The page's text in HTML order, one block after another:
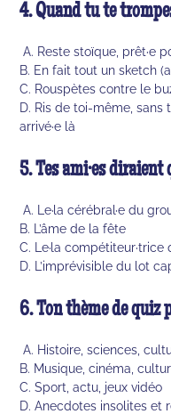
4. Quand tu te
A. Reste stoïque, prêt·e
B. En fait tout un sketch
C. Rouspètes contre le
D. Ris de toi-même, sans
arrivé·e là
5. Tes ami·es diraient
A. Le·la cérébral·e du
B. L’âme de la fête
C. Le·la
D. L’imprévisible du lot
6. Ton thème de quiz
A. Histoire, sciences,
B. Musique, cinéma,
C. Sport, actu, jeux vidéo
D. Anecdotes insolites et